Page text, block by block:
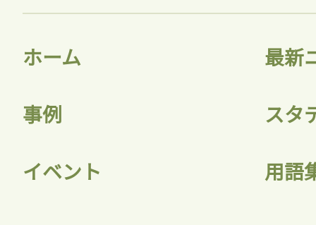
ホーム 最新
事例 スタ
イベント 用語